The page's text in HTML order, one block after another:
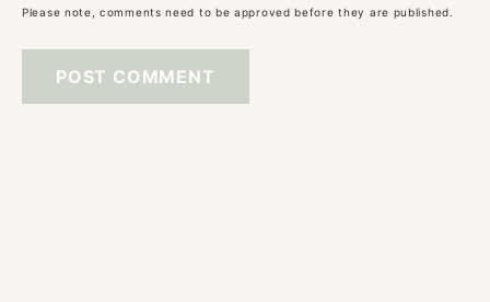
Please note, comments need to be approved before they are published.